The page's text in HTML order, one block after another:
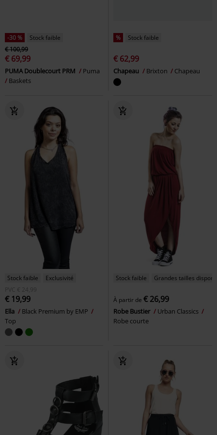
-30 %
Stock faible
€ 100,99
€ 69,99
PUMA Doublecourt PRM
Puma
Baskets
% Stock faible
€ 62,99
Chapeau Brixton Chapeau
Stock faible
Exclusivité
PVC € 24,99
€ 19,99
Ella
Black Premium by EMP
Top
Stock faible Grandes tailles
À partir de € 26,99
Robe Bustier
Urban Classics
Robe courte